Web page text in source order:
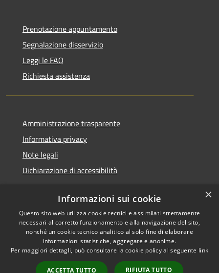
Prenotazione appuntamento
Segnalazione disservizio
Leggi le FAQ
Richiesta assistenza
Amministrazione trasparente
Informativa privacy
Note legali
Dichiarazione di accessibilità
RSS
Accessibilità
Cookie
Mappa del sito
Copyright © 2026 • Comune di
Santa Teresa Gallura •
Powered byMunicipium
Accesso redazione
×
Informazioni sui cookie
Questo sito web utilizza cookie tecnici e assimilati strettamente
necessari al corretto funzionamento e alla navigazione del sito,
nonché un cookie tecnico analitico al solo fine di elaborare
informazioni statistiche, aggregate e anonime.
Per maggiori dettagli, può consultare la cookie policy al seguente link
ACCETTA TUTTO RIFIUTA TUTTO